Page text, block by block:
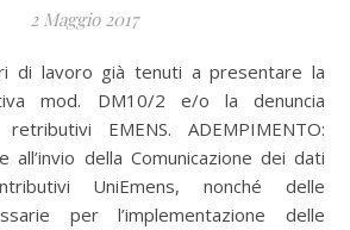
2 Maggio 2017
mod. DM10/2 e/o la denuncia
EMENS. ADEMPIMENTO:
all’invio della Comunicazione dei dati
UniEmens, nonché delle
per l’implementazione delle